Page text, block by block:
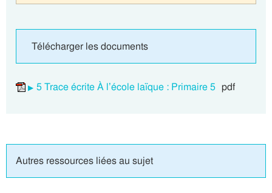
Télécharger les documents
5 Trace écrite À l’école laïque : Primaire 5 pdf
Autres ressources liées au sujet